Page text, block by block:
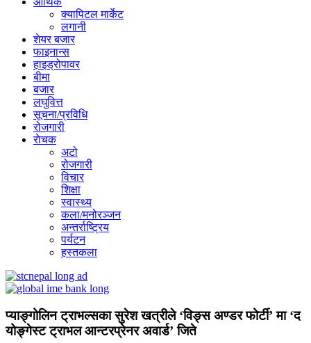
क्यापिटल मार्केट
लगानी
शेयर बजार
फाइनान्स
हाइड्रोपावर
बीमा
बजार
लघुवित्त
सूचना/प्रविधि
रोजगारी
राेचक
अटो
रोजगारी
विचार
शिक्षा
स्वास्थ्य
कला/मनोरञ्जन
अन्तर्राष्ट्रिय
पर्यटन
हस्तकला
प्याङ्गोलिन ट्राभल्सका सुरेश खत्रीले ‘विङ्स अण्डर फोर्टी’ मा ‘द
योङ्गेस्ट ट्राभल आन्टरप्रेनर अवार्ड’ जिते